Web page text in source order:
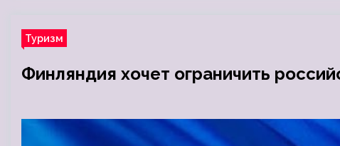
Туризм
Финляндия хочет ограничить